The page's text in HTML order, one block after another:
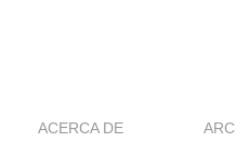
ACERCA DE